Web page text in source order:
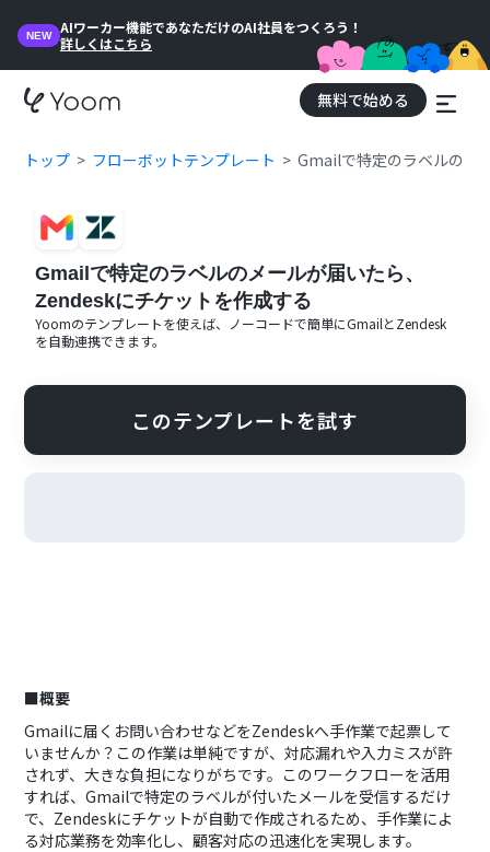
NEW
AIワーカー機能であなただけのAI社員をつくろう！
詳しくはこちら
無料で始める
トップ フローボットテンプレート Gmailで特定のラベルのメ
Gmailで特定のラベルのメールが届いたら、
Zendeskにチケットを作成する
Yoomのテンプレートを使えば、ノーコードで簡単にGmailとZendesk
を自動連携できます。
このテンプレートを試す
■概要
Gmailに届くお問い合わせなどをZendeskへ手作業で起票して
いませんか？この作業は単純ですが、対応漏れや入力ミスが許
されず、大きな負担になりがちです。このワークフローを活用
すれば、Gmailで特定のラベルが付いたメールを受信するだけ
で、Zendeskにチケットが自動で作成されるため、手作業によ
る対応業務を効率化し、顧客対応の迅速化を実現します。